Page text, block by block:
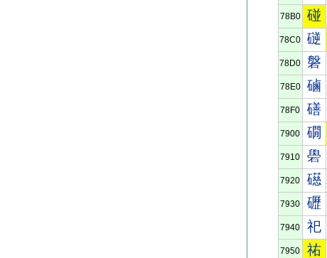
78B0 碰
78C0 磀
78D0 磐
78E0 磠
78F0 磰
7900 礀
7910 礐
7920 礠
7930 礰
7940 祀
7950 祐